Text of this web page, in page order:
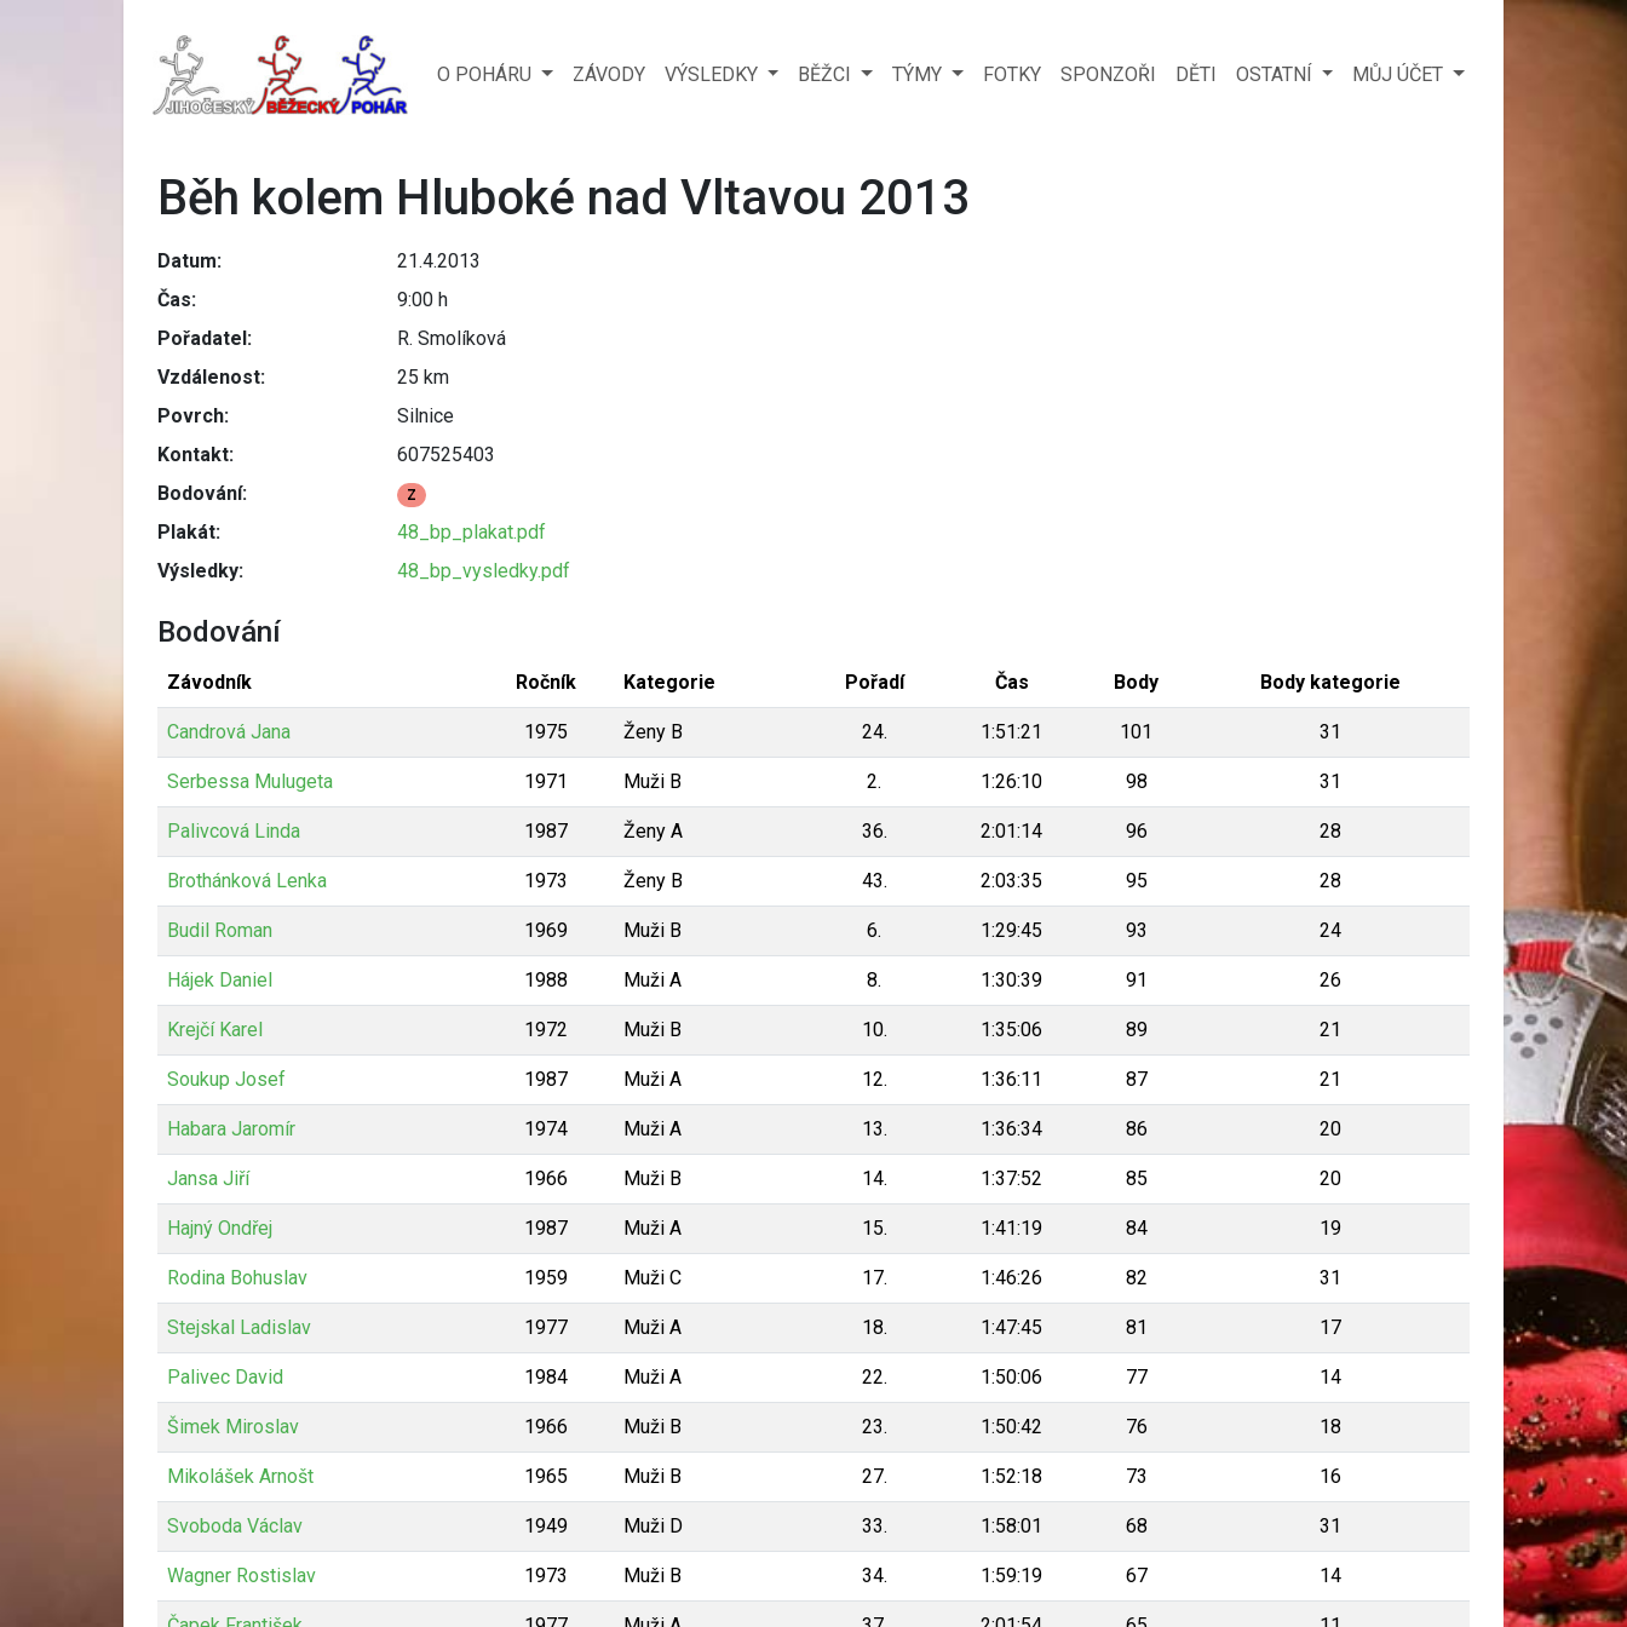
O POHÁRU ZÁVODY VÝSLEDKY BĚŽCI TÝMY FOTKY SPONZOŘI DĚTI OSTATNÍ MŮJ ÚČET
Běh kolem Hluboké nad Vltavou 2013
Datum:
21.4.2013
Čas:
9:00 h
Pořadatel:
R. Smolíková
Vzdálenost:
25 km
Povrch:
Silnice
Kontakt:
607525403
Bodování:
Z
Plakát:
48_bp_plakat.pdf
Výsledky:
48_bp_vysledky.pdf
Bodování
Závodník Ročník Kategorie Pořadí Čas Body Body kategorie
Candrová Jana 1975 Ženy B 24. 1:51:21 101 31
Serbessa Mulugeta 1971 Muži B 2. 1:26:10 98 31
Palivcová Linda 1987 Ženy A 36. 2:01:14 96 28
Brothánková Lenka 1973 Ženy B 43. 2:03:35 95 28
Budil Roman 1969 Muži B 6. 1:29:45 93 24
Hájek Daniel 1988 Muži A 8. 1:30:39 91 26
Krejčí Karel 1972 Muži B 10. 1:35:06 89 21
Soukup Josef 1987 Muži A 12. 1:36:11 87 21
Habara Jaromír 1974 Muži A 13. 1:36:34 86 20
Jansa Jiří 1966 Muži B 14. 1:37:52 85 20
Hajný Ondřej 1987 Muži A 15. 1:41:19 84 19
Rodina Bohuslav 1959 Muži C 17. 1:46:26 82 31
Stejskal Ladislav 1977 Muži A 18. 1:47:45 81 17
Palivec David 1984 Muži A 22. 1:50:06 77 14
Šimek Miroslav 1966 Muži B 23. 1:50:42 76 18
Mikolášek Arnošt 1965 Muži B 27. 1:52:18 73 16
Svoboda Václav 1949 Muži D 33. 1:58:01 68 31
Wagner Rostislav 1973 Muži B 34. 1:59:19 67 14